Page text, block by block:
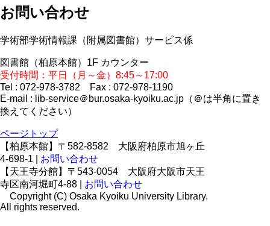
お問い合わせ
学術部学術情報課（附属図書館）サービス係
図書館（柏原本館）1F カウンター
受付時間：平日（月～金）8:45～17:00
Tel : 072-978-3782 Fax : 072-978-1190
E-mail : lib-service＠bur.osaka-kyoiku.ac.jp（＠は半角に置き
換えてください）
ページトップ
【柏原本館】〒582-8582 大阪府柏原市旭ヶ丘
4-698-1 | お問い合わせ
【天王寺分館】〒543-0054 大阪府大阪市天王
寺区南河堀町4-88 | お問い合わせ
Copyright (C) Osaka Kyoiku University Library.
All rights reserved.